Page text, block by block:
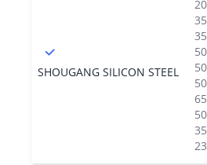
SHOUGANG SILICON STEEL